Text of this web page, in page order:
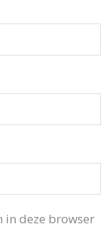
in deze browser